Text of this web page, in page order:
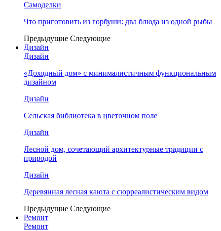
Самоделки
Что приготовить из горбуши: два блюда из одной рыбы
Предыдущие Следующие
Дизайн
Дизайн
«Доходный дом» с минималистичным функциональным
дизайном
Дизайн
Сельская библиотека в цветочном поле
Дизайн
Лесной дом, сочетающий архитектурные традиции с
природой
Дизайн
Деревянная лесная каюта с сюрреалистическим видом
Предыдущие Следующие
Ремонт
Ремонт